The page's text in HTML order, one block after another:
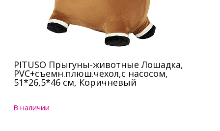
PITUSO Прыгуны-животные Лошадка,
PVC+съемн.плюш.чехол,с насосом,
51*26,5*46 см, Коричневый
В наличии